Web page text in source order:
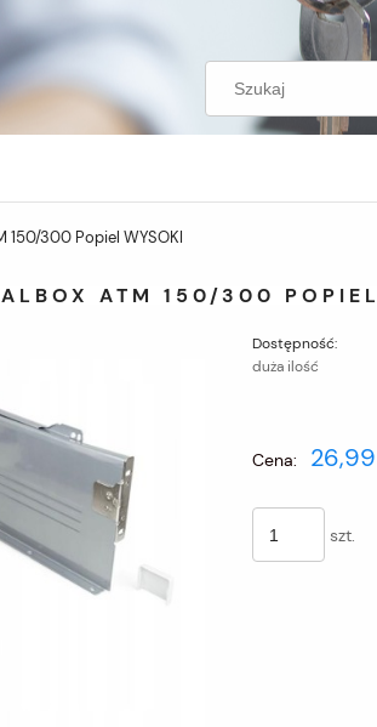
150/300 Popiel WYSOKI
ATM 150/300
Dostępność:
duża ilość
Cena: 26,99
szt.